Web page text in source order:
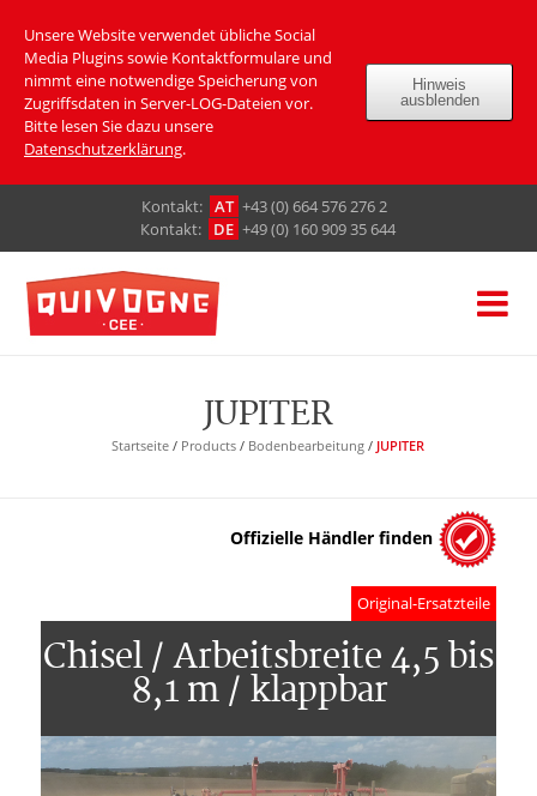
Unsere Website verwendet übliche Social
Media Plugins sowie Kontaktformulare und
nimmt eine notwendige Speicherung von
Zugriffsdaten in Server-LOG-Dateien vor.
Bitte lesen Sie dazu unsere
Datenschutzerklärung.
Hinweis
ausblenden
Кontakt: AT +43 (0) 664 576 276 2
Кontakt:
DE +49 (0) 160 909 35 644
JUPITER
Startseite / Products / Bodenbearbeitung / JUPITER
Offizielle Händler finden
Original-Ersatzteile
Chisel / Arbeitsbreite 4,5 bis
8,1 m / klappbar